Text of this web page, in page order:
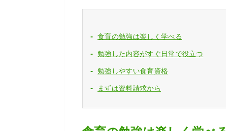
食育の勉強は楽しく学べる
勉強した内容がすぐ日常で役立つ
勉強しやすい食育資格
まずは資料請求から